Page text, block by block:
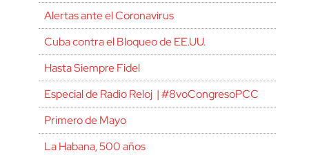
Alertas ante el Coronavirus
Cuba contra el Bloqueo de EE.UU.
Hasta Siempre Fidel
Especial de Radio Reloj | #8voCongresoPCC
Primero de Mayo
La Habana, 500 años